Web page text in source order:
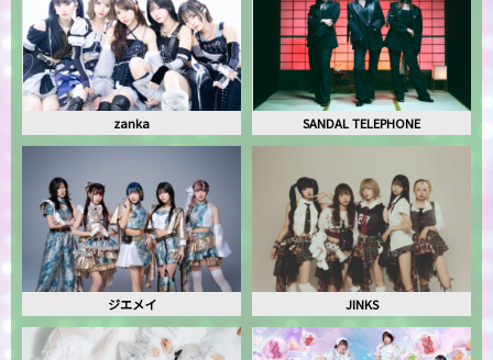
zanka SANDAL TELEPHONE
ジエメイ JINKS